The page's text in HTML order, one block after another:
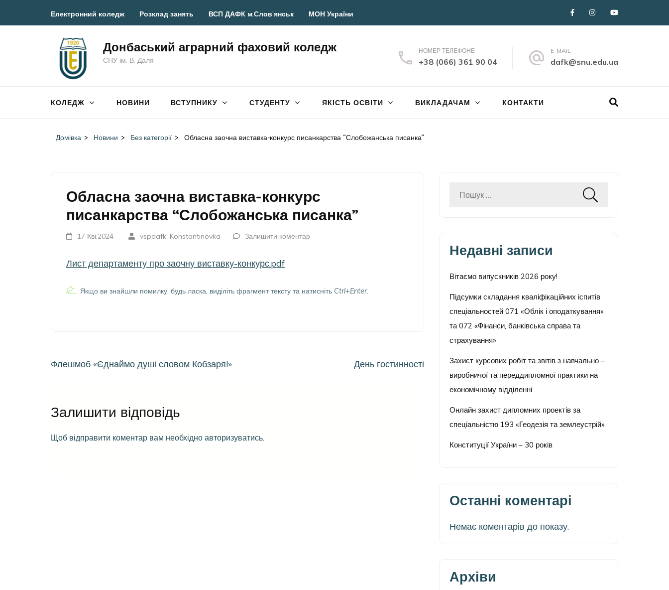
Електронний коледж Розклад занять ВСП ДАФК м.Слов’янськ МОН України
Донбаський аграрний фаховий коледж
СНУ ім. В. Даля
НОМЕР ТЕЛЕФОНЕ
+38 (066) 361 90 04
E-MAIL
dafk@snu.edu.ua
КОЛЕДЖ НОВИНИ ВСТУПНИКУ СТУДЕНТУ ЯКІСТЬ ОСВІТИ ВИКЛАДАЧАМ КОНТАКТИ
Домівка > Новини > Без категорії > Обласна заочна виставка-конкурс писанкарства “Слобожанська писанка”
Обласна заочна виставка-конкурс
писанкарства “Слобожанська писанка”
17 Кві,2024 vspdafk_Konstantinovka Залишити коментар
Лист департаменту про заочну виставку-конкурс.pdf
Якщо ви знайшли помилку, будь ласка, виділіть фрагмент тексту та натисніть Ctrl+Enter.
Навігація
Флешмоб «Єднаймо душі словом Кобзаря!» День гостинності
Залишити відповідь
Щоб відправити коментар вам необхідно авторизуватись
Пошук:
Недавні записи
Вітаємо випускників 2026 року!
Підсумки складання кваліфікаційних іспитів
спеціальностей 071 «Облік і оподаткування»
та 072 «Фінанси, банківська справа та
страхування»
Захист курсових робіт та звітів з навчально –
виробничої та переддипломної практики на
економічному відділенні
Онлайн захист дипломних проектів за
спеціальністю 193 «Геодезія та землеустрій»
Конституції України – 30 років
Останні коментарі
Немає коментарів до показу.
Архіви